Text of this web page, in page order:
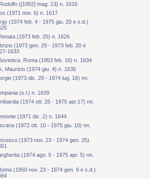
([1952] mag. 13) n. 1616
(1971 nov. 6) n. 1617
(1974 feb. 4 - 1975 giu. 20 e s.d.)
(1973 feb. 25) n. 1626
(1973 gen. 29 - 1973 feb. 20 e
1633
Roma (1953 feb. 16) n. 1634
Maurizio (1974 giu. 4) n. 1635
(1973 dic. 29 - 1974 lug. 16) nn.
(s.l.) n. 1639
(1974 ott. 25 - 1975 apr.17) nn.
(1971 dic. 2) n. 1644
(1972 ott. 10 - 1975 giu. 10) nn.
(1973 nov. 23 - 1974 gen. 25)
(1974 ago. 5 - 1975 apr. 5) nn.
(1950 nov. 23 - 1974 gen. 9 e s.d.)